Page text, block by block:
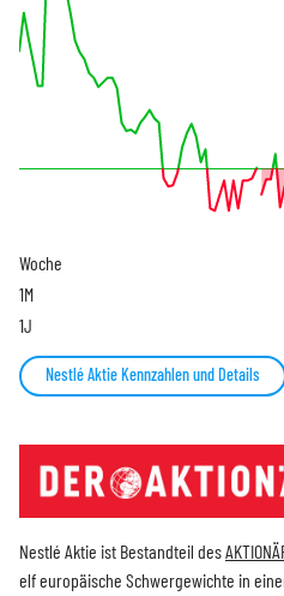
Woche
1M
1J
Nestlé Aktie Kennzahlen und Details
Nestlé Aktie ist Bestandteil des
elf europäische Schwergewichte in